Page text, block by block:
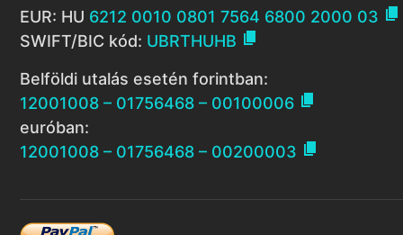
EUR: HU 6212 0010 0801 7564 6800 2000 03 
SWIFT/BIC kód: UBRTHUHB 
Belföldi utalás esetén forintban:
12001008 – 01756468 – 00100006 
euróban:
12001008 – 01756468 – 00200003 